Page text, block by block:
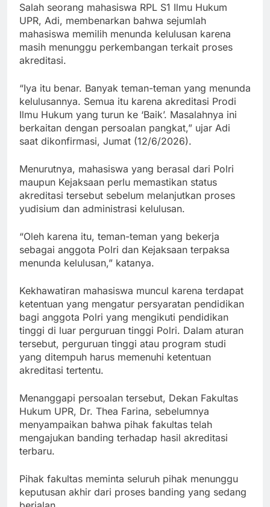
Salah seorang mahasiswa RPL S1 Ilmu Hukum
UPR, Adi, membenarkan bahwa sejumlah
mahasiswa memilih menunda kelulusan karena
masih menunggu perkembangan terkait proses
akreditasi.
“Iya itu benar. Banyak teman-teman yang menunda
kelulusannya. Semua itu karena akreditasi Prodi
Ilmu Hukum yang turun ke ‘Baik’. Masalahnya ini
berkaitan dengan persoalan pangkat,” ujar Adi
saat dikonfirmasi, Jumat (12/6/2026).
Menurutnya, mahasiswa yang berasal dari Polri
maupun Kejaksaan perlu memastikan status
akreditasi tersebut sebelum melanjutkan proses
yudisium dan administrasi kelulusan.
“Oleh karena itu, teman-teman yang bekerja
sebagai anggota Polri dan Kejaksaan terpaksa
menunda kelulusan,” katanya.
Kekhawatiran mahasiswa muncul karena terdapat
ketentuan yang mengatur persyaratan pendidikan
bagi anggota Polri yang mengikuti pendidikan
tinggi di luar perguruan tinggi Polri. Dalam aturan
tersebut, perguruan tinggi atau program studi
yang ditempuh harus memenuhi ketentuan
akreditasi tertentu.
Menanggapi persoalan tersebut, Dekan Fakultas
Hukum UPR, Dr. Thea Farina, sebelumnya
menyampaikan bahwa pihak fakultas telah
mengajukan banding terhadap hasil akreditasi
terbaru.
Pihak fakultas meminta seluruh pihak menunggu
keputusan akhir dari proses banding yang sedang